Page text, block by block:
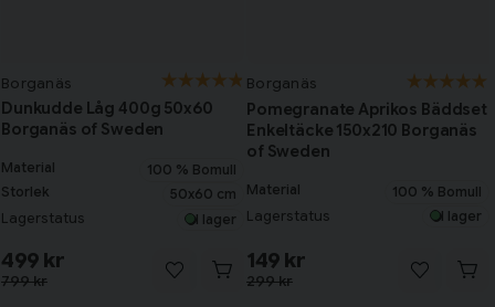
Borganäs
Dunkudde Låg 400g 50x60
Borganäs of Sweden
Material
100 % Bomull
Storlek
50x60 cm
Lagerstatus I lager
799 kr
499 kr
Borganäs
Pomegranate Aprikos Bäddset
Enkeltäcke 150x210 Borganäs
of Sweden
Material 100 % Bomull
Lagerstatus I lager
299 kr
149 kr